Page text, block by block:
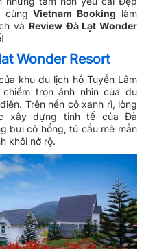
cùng Vietnam Booking làm
và Review Đà Lạt Wonder
Wonder Resort
khu du lịch hồ Tuyền Lâm
chiếm trọn ánh nhìn của du
Trên nền cỏ xanh rì, lòng
xây dựng tinh tế của Đà
bụi cỏ hồng, tú cầu mê mẫn
khôi nở rộ.